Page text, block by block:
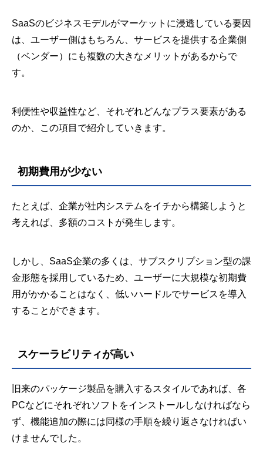
SaaSのビジネスモデルがマーケットに浸透している要因
は、ユーザー側はもちろん、サービスを提供する企業側
（ベンダー）にも複数の大きなメリットがあるからで
す。
利便性や収益性など、それぞれどんなプラス要素がある
のか、この項目で紹介していきます。
初期費用が少ない
たとえば、企業が社内システムをイチから構築しようと
考えれば、多額のコストが発生します。
しかし、SaaS企業の多くは、サブスクリプション型の課
金形態を採用しているため、ユーザーに大規模な初期費
用がかかることはなく、低いハードルでサービスを導入
することができます。
スケーラビリティが高い
旧来のパッケージ製品を購入するスタイルであれば、各
PCなどにそれぞれソフトをインストールしなければなら
ず、機能追加の際には同様の手順を繰り返さなければい
けませんでした。